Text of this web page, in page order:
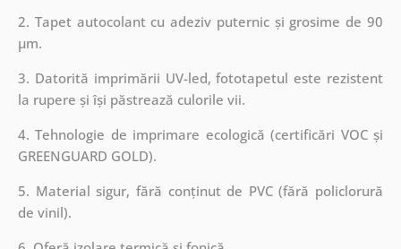
2. Tapet autocolant cu adeziv puternic și grosime de 90
µm.
3. Datorită imprimării UV-led, fototapetul este rezistent
la rupere și își păstrează culorile vii.
4. Tehnologie de imprimare ecologică (certificări VOC și
GREENGUARD GOLD).
5. Material sigur, fără conținut de PVC (fără policlorură
de vinil).